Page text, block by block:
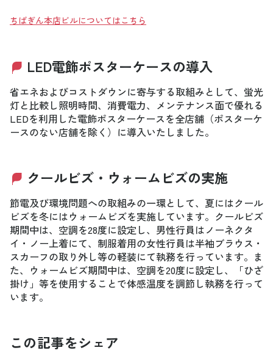
ちばぎん本店ビルについてはこちら
LED電飾ポスターケースの導入
省エネおよびコストダウンに寄与する取組みとして、蛍光
灯と比較し照明時間、消費電力、メンテナンス面で優れる
LEDを利用した電飾ポスターケースを全店舗（ポスターケ
ースのない店舗を除く）に導入いたしました。
クールビズ・ウォームビズの実施
節電及び環境問題への取組みの一環として、夏にはクール
ビズを冬にはウォームビズを実施しています。クールビズ
期間中は、空調を28度に設定し、男性行員はノーネクタ
イ・ノー上着にて、制服着用の女性行員は半袖ブラウス・
スカーフの取り外し等の軽装にて執務を行っています。ま
た、ウォームビズ期間中は、空調を20度に設定し、「ひざ
掛け」等を使用することで体感温度を調節し執務を行って
います。
この記事をシェア